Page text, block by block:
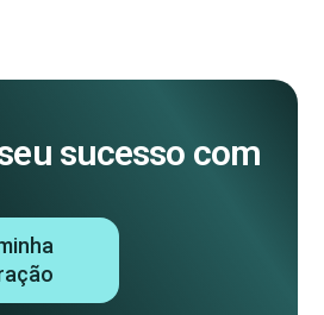
sucesso com